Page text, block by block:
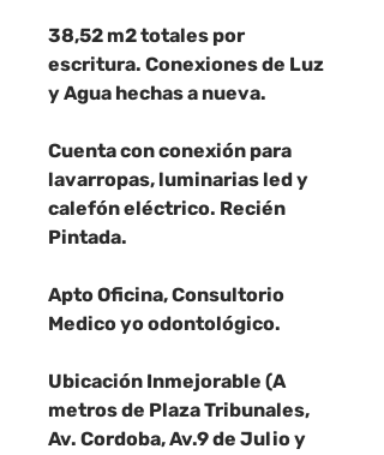
38,52 m2 totales por
escritura. Conexiones de Luz
y Agua hechas a nueva.
Cuenta con conexión para
lavarropas, luminarias led y
calefón eléctrico. Recién
Pintada.
Apto Oficina, Consultorio
Medico yo odontológico.
Ubicación Inmejorable (A
metros de Plaza Tribunales,
Av. Cordoba, Av.9 de Julio y